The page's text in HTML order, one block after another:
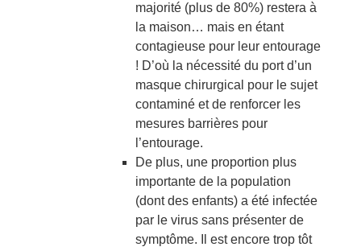
majorité (plus de 80%) restera à
la maison… mais en étant
contagieuse pour leur entourage
! D’où la nécessité du port d’un
masque chirurgical pour le sujet
contaminé et de renforcer les
mesures barrières pour
l’entourage.
De plus, une proportion plus
importante de la population
(dont des enfants) a été infectée
par le virus sans présenter de
symptôme. Il est encore trop tôt